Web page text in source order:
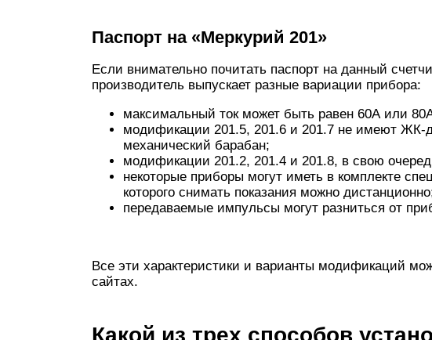
Паспорт на «Меркурий 201»
Если внимательно почитать паспорт на данный
производитель выпускает разные вариации прибора:
максимальный ток может быть равен 60А или
модификации 201.5, 201.6 и 201.7 не имеют ЖК-
механический барабан;
модификации 201.2, 201.4 и 201.8, в свою
некоторые приборы могут иметь в комплекте
которого снимать показания можно
передаваемые импульсы могут разниться от
Все эти характеристики и варианты модификаций
сайтах.
Какой из трех способов